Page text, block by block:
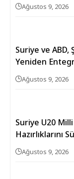
Ağustos 9, 2026
Suriye ve ABD,
Yeniden
Ağustos 9, 2026
Suriye U20 Milli
Hazırlıklarını
Ağustos 9, 2026